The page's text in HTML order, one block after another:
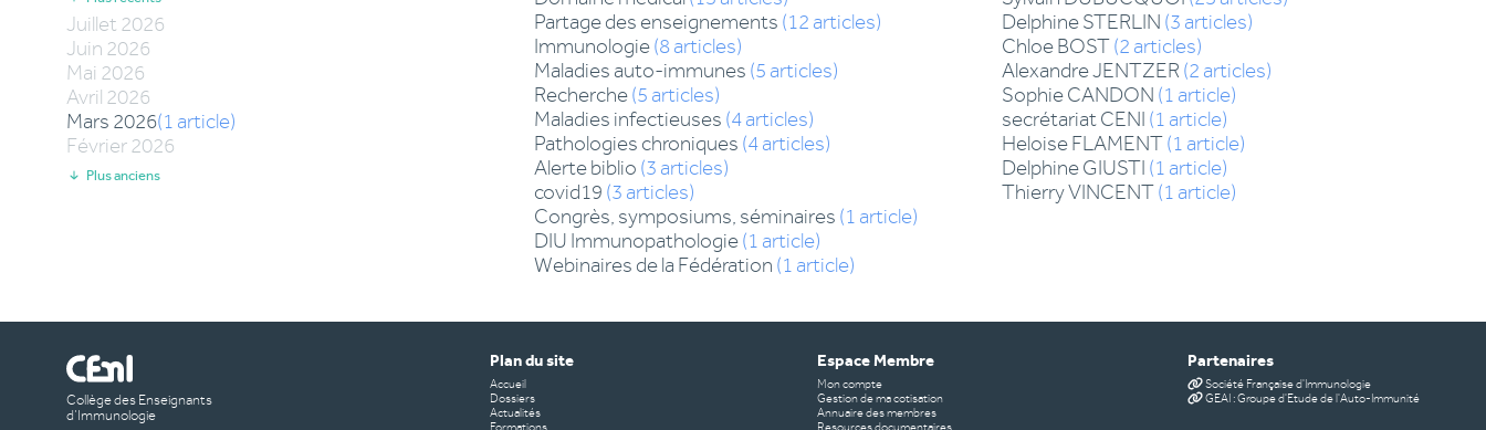
Juillet 2026
Juin 2026
Mai 2026
Avril 2026
Mars 2026(1 article)
Février2026
Plus anciens
Partage des enseignements (12 articles)
Immunologie(8articles)
Maladies auto-immunes (5 articles)
Recherche(5 articles)
Maladies infectieuses (4articles)
Pathologies chroniques (4articles)
Alerte biblio (3 articles)
covid19 (3 articles)
Congrès, symposiums, séminaires (1 article)
DIU Immunopathologie(1 article)
Webinaires de la Fédération (1 article)
DelphineSTERLIN (3 articles)
ChloeBOST(2 articles)
AlexandreJENTZER (2 articles)
SophieCANDON (1 article)
secrétariatCENI (1 article)
HeloiseFLAMENT(1 article)
DelphineGIUSTI (1 article)
ThierryVINCENT(1 article)
Collège des Enseignants
d’Immunologie
Plan du site
Accueil
Dossiers
Actualités
Espace Membre
Mon compte
Gestion de ma cotisation
Annuaire des membres
Partenaires
Société Française d'Immunologie
GEAI : Groupe d'Etude de l'Auto-Immunité